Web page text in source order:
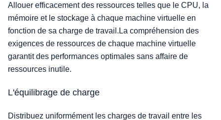
Allouer efficacement des ressources telles que le CPU, la
mémoire et le stockage à chaque machine virtuelle en
fonction de sa charge de travail.La compréhension des
exigences de ressources de chaque machine virtuelle
garantit des performances optimales sans affaire de
ressources inutile.
L'équilibrage de charge
Distribuez uniformément les charges de travail entre les